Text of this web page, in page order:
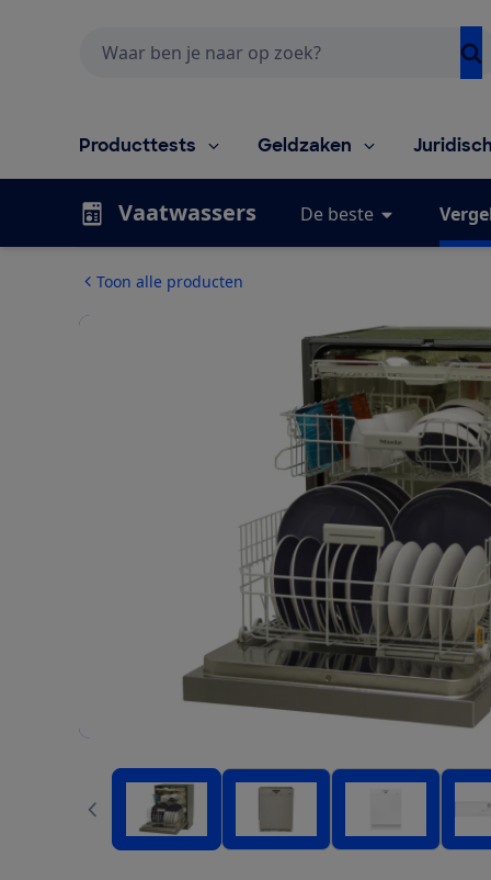
Producttests Geldzaken
Vaatwassers De beste
Toon alle producten